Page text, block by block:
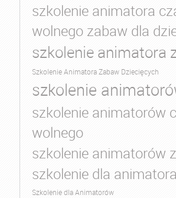
szkolenie animatora
wolnego zabaw dla
szkolenie animatora
Szkolenie Animatora Zabaw Dziecięcych
szkolenie
szkolenie animatorów
wolnego
szkolenie animatorów
szkolenie dla animatora
Szkolenie dla Animatorów